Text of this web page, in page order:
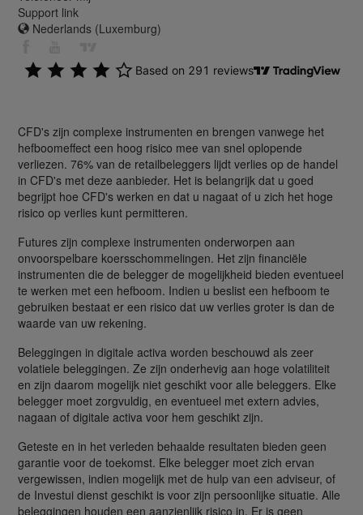
Support link
Nederlands (Luxemburg)
CFD's zijn complexe instrumenten en brengen vanwege het
hefboomeffect een hoog risico mee van snel oplopende
verliezen. 76% van de retailbeleggers lijdt verlies op de handel
in CFD's met deze aanbieder. Het is belangrijk dat u goed
begrijpt hoe CFD's werken en dat u nagaat of u zich het hoge
risico op verlies kunt permitteren.
Futures zijn complexe instrumenten onderworpen aan
onvoorspelbare koersschommelingen. Het zijn financiële
instrumenten die de belegger de mogelijkheid bieden eventueel
te werken met een hefboom. Indien u beslist een hefboom te
gebruiken bestaat er een risico dat uw verlies groter is dan de
waarde van uw rekening.
Beleggingen in digitale activa worden beschouwd als zeer
volatiele beleggingen. Ze zijn onderhevig aan hoge volatiliteit
en zijn daarom mogelijk niet geschikt voor alle beleggers. Elke
belegger moet zorgvuldig, en eventueel met extern advies,
nagaan of digitale activa voor hem geschikt zijn.
Geteste en in het verleden behaalde resultaten bieden geen
garantie voor de toekomst. Elke belegger moet zich ervan
vergewissen, indien mogelijk met de hulp van een adviseur, of
de Investui dienst geschikt is voor zijn persoonlijke situatie. Alle
beleggingen houden een aanzienlijk risico in. Er is geen